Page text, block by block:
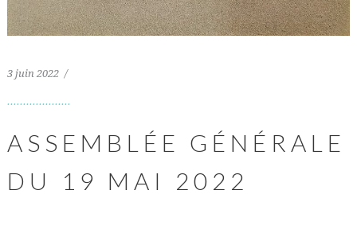
3 juin 2022
ASSEMBLÉE GÉNÉRALE
DU 19 MAI 2022